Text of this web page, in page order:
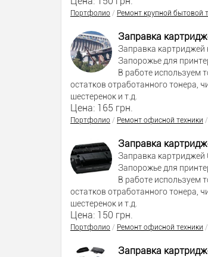
Портфолио / Ремонт крупной бытовой
Заправка
Заправка
Запорожье для
В работе используем
остатков отработанного тонера,
шестеренок и т.д.
Цена: 165 грн.
Портфолио / Ремонт офисной техники /
Заправка
Заправка картриджей
Запорожье для
В работе используем
остатков отработанного тонера,
шестеренок и т.д.
Цена: 150 грн.
Портфолио / Ремонт офисной техники /
Заправка